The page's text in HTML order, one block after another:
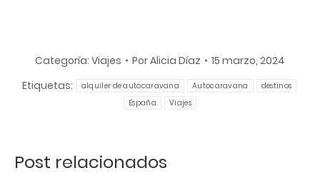
Categoría: Viajes PorAlicia Díaz
15 marzo, 2024
Etiquetas:
alquiler de autocaravana Autocaravana
destinos
España
Viajes
Post relacionados